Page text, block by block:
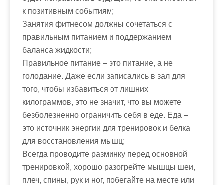
к позитивным событиям;
Занятия фитнесом должны сочетаться с
правильным питанием и поддержанием
баланса жидкости;
Правильное питание – это питание, а не
голодание. Даже если записались в зал для
того, чтобы избавиться от лишних
килограммов, это не значит, что вы можете
безболезненно ограничить себя в еде. Еда –
это источник энергии для тренировок и белка
для восстановления мышц;
Всегда проводите разминку перед основной
тренировкой, хорошо разогрейте мышцы шеи,
плеч, спины, рук и ног, побегайте на месте или